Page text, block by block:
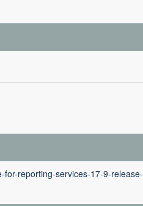
reporting-services-17-9-release-